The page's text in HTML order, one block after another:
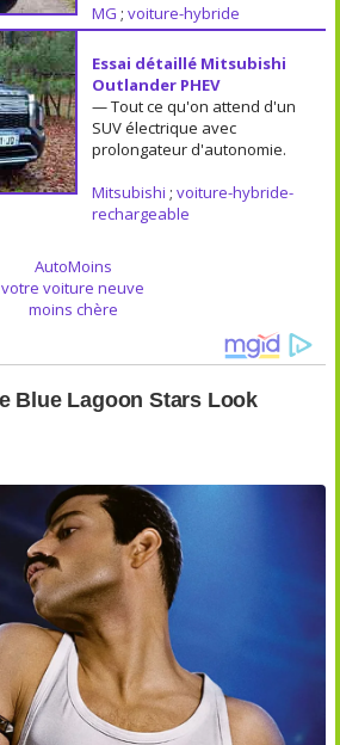
MG ; voiture-hybride
Essai détaillé Mitsubishi
Outlander PHEV
— Tout ce qu'on attend d'un
SUV électrique avec
prolongateur d'autonomie.
Mitsubishi ; voiture-hybride-
rechargeable
AutoMoins
votre voiture neuve
moins chère